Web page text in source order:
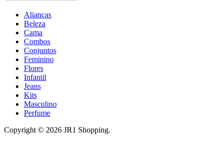
Alianças
Beleza
Cama
Combos
Conjuntos
Feminino
Flores
Infantil
Jeans
Kits
Masculino
Perfume
Copyright © 2026 JR1 Shopping.